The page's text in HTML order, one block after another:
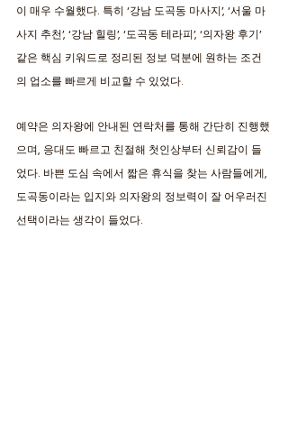
이 매우 수월했다. 특히 ‘강남 도곡동 마사지’, ‘서울 마
사지 추천’, ‘강남 힐링’, ‘도곡동 테라피’, ‘의자왕 후기’
같은 핵심 키워드로 정리된 정보 덕분에 원하는 조건
의 업소를 빠르게 비교할 수 있었다.
예약은 의자왕에 안내된 연락처를 통해 간단히 진행했
으며, 응대도 빠르고 친절해 첫인상부터 신뢰감이 들
었다. 바쁜 도심 속에서 짧은 휴식을 찾는 사람들에게,
도곡동이라는 입지와 의자왕의 정보력이 잘 어우러진
선택이라는 생각이 들었다.